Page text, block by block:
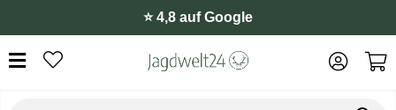
⭐️ 4,8 auf Google